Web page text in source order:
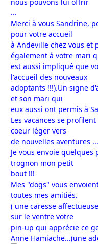
...
Merci à vous Sandrine,
pour votre accueil
à Andeville chez vous et
également à votre mari
est aussi impliqué que
l'accueil des nouveaux
adoptants !!!).Un signe
et son mari qui
eux aussi ont permis à
Les vacances se
coeur léger vers
de nouvelles aventures
Je vous envoie quelques
trognon mon petit
bout !!!
Mes "dogs" vous
toutes mes amitiés.
( une caresse
sur le ventre votre
pin-up qui apprécie ce
Anne Hamiache...(une